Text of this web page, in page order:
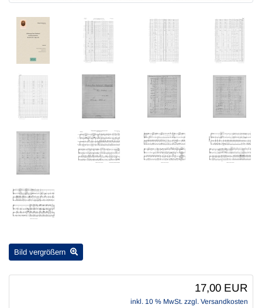
Bild vergrößern
17,00 EUR
inkl. 10 % MwSt. zzgl. Versandkosten